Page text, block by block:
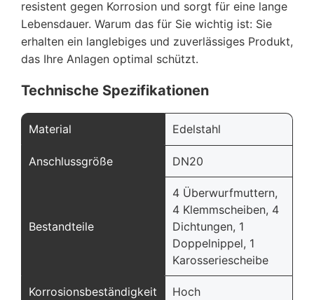
resistent gegen Korrosion und sorgt für eine lange
Lebensdauer. Warum das für Sie wichtig ist: Sie
erhalten ein langlebiges und zuverlässiges Produkt,
das Ihre Anlagen optimal schützt.
Technische Spezifikationen
Material Edelstahl
Anschlussgröße DN20
Bestandteile
4 Überwurfmuttern,
4 Klemmscheiben, 4
Dichtungen, 1
Doppelnippel, 1
Karosseriescheibe
Korrosionsbeständigkeit Hoch